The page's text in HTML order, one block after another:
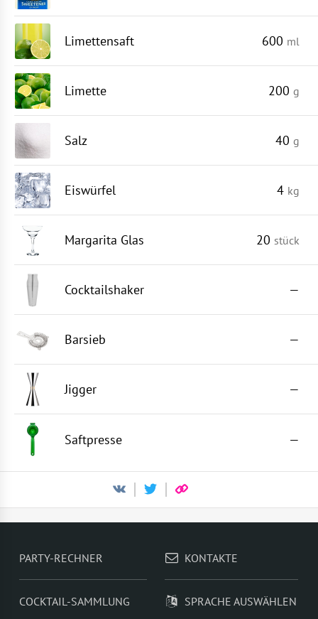
Limettensaft 600 ml
Limette 200 g
Salz 40 g
Eiswürfel 4 kg
Margarita Glas 20 stück
Cocktailshaker —
Barsieb —
Jigger —
Saftpresse —
PARTY-RECHNER
COCKTAIL-SAMMLUNG
KONTAKTE
SPRACHE AUSWÄHLEN